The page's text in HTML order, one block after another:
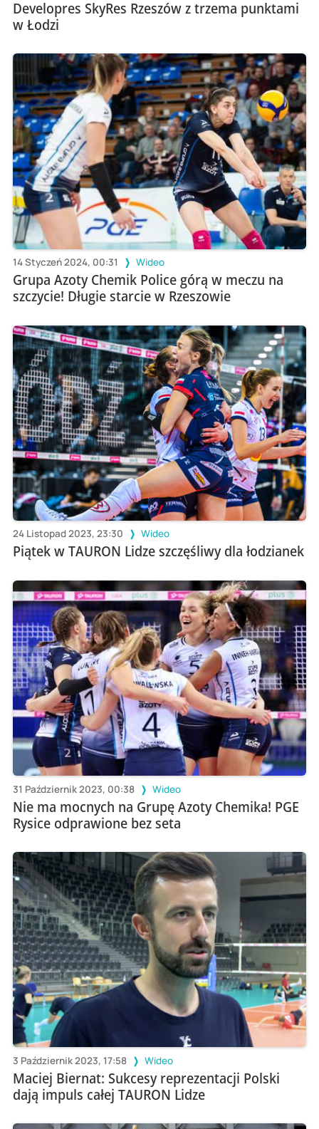
Developres SkyRes Rzeszów z trzema punktami
w Łodzi
14 Styczeń 2024, 00:31 Wideo
Grupa Azoty Chemik Police górą w meczu na
szczycie! Długie starcie w Rzeszowie
24 Listopad 2023, 23:30 Wideo
Piątek w TAURON Lidze szczęśliwy dla łodzianek
31 Październik 2023, 00:38 Wideo
Nie ma mocnych na Grupę Azoty Chemika! PGE
Rysice odprawione bez seta
3 Październik 2023, 17:58 Wideo
Maciej Biernat: Sukcesy reprezentacji Polski
dają impuls całej TAURON Lidze